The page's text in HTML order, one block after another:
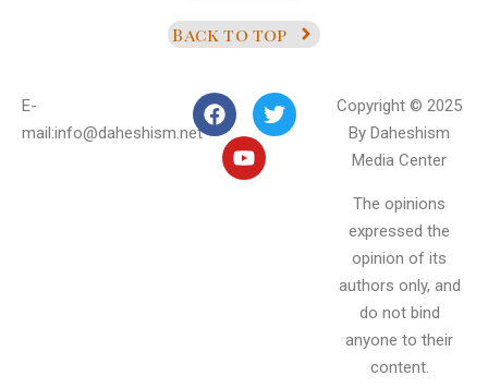
Back to top
E-
mail:info@daheshism.net
Copyright © 2025
By Daheshism
Media Center
The opinions
expressed the
opinion of its
authors only, and
do not bind
anyone to their
content.